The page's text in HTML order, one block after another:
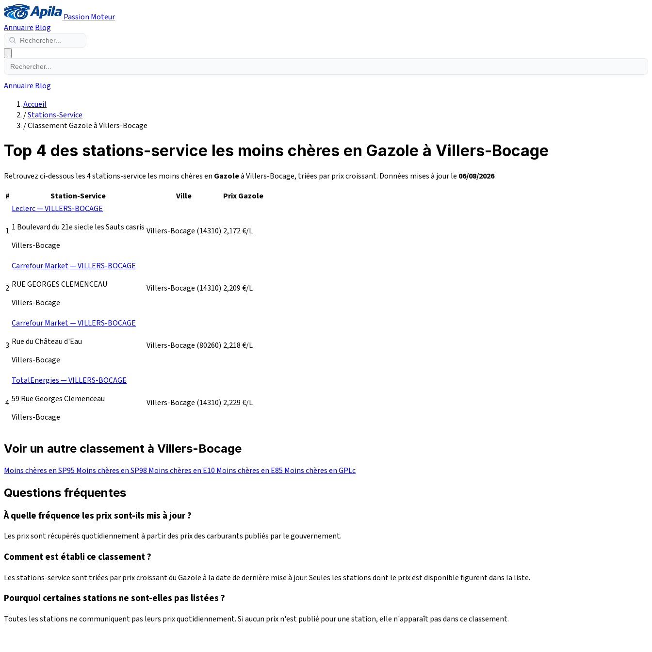
Passion Moteur
Annuaire Blog
Annuaire Blog
Accueil
/Stations-Service
/Classement Gazole à Villers-Bocage
Top 4 des stations-service les moins chères en Gazole à Villers-Bocage
Retrouvez ci-dessous les 4 stations-service les moins chères en Gazoleà Villers-Bocage, triées par prix croissant. Données mises à jour le 06/08/2026.
#
Station-Service Ville Prix Gazole
1
Leclerc — VILLERS-BOCAGE
1 Boulevard du 21e siecle les Sauts casris
Villers-Bocage
Villers-Bocage (14310) 2,172€/L
2
Carrefour Market — VILLERS-BOCAGE
RUE GEORGES CLEMENCEAU
Villers-Bocage
Villers-Bocage (14310) 2,209€/L
3
Carrefour Market — VILLERS-BOCAGE
Rue du Château d'Eau
Villers-Bocage
Villers-Bocage (80260) 2,218€/L
4
TotalEnergies — VILLERS-BOCAGE
59 Rue Georges Clemenceau
Villers-Bocage
Villers-Bocage (14310) 2,229€/L
Voir un autre classement à Villers-Bocage
Moins chères en SP95 Moins chères en SP98 Moins chères en E10 Moins chères en E85 Moins chères en GPLc
Questions fréquentes
À quelle fréquence les prix sont-ils mis à jour ?
Les prix sont récupérés quotidiennement à partir des prix des carburants publiés par le gouvernement.
Comment est établi ce classement ?
Les stations-service sont triées par prix croissant du Gazole à la date de dernière mise à jour. Seules les stations dont le prix est disponible figurent dans la liste.
Pourquoi certaines stations ne sont-elles pas listées ?
Toutes les stations ne communiquent pas leurs prix quotidiennement. Si aucun prix n'est publié pour une station, elle n'apparaît pas dans ce classement.